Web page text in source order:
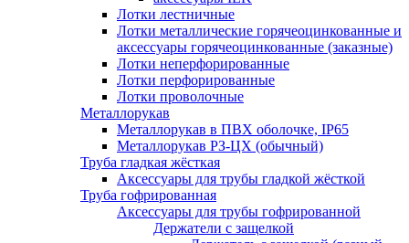
Лотки лестничные
Лотки металлические горячеоцинкованные и
аксессуары горячеоцинкованные (заказные)
Лотки неперфорированные
Лотки перфорированные
Лотки проволочные
Металлорукав
Металлорукав в ПВХ оболочке, IP65
Металлорукав РЗ-ЦХ (обычный)
Труба гладкая жёсткая
Аксессуары для трубы гладкой жёсткой
Труба гофрированная
Аксессуары для трубы гофрированной
Держатели с защелкой